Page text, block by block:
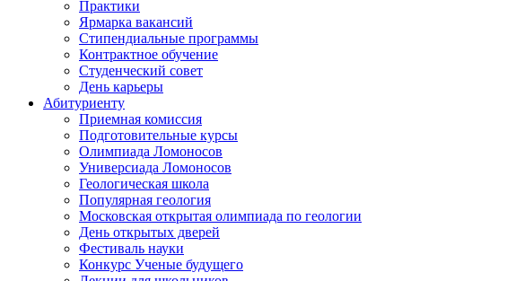
Практики
Ярмарка вакансий
Стипендиальные программы
Контрактное обучение
Студенческий совет
День карьеры
Абитуриенту
Приемная комиссия
Подготовительные курсы
Олимпиада Ломоносов
Универсиада Ломоносов
Геологическая школа
Популярная геология
Московская открытая олимпиада по геологии
День открытых дверей
Фестиваль науки
Конкурс Ученые будущего